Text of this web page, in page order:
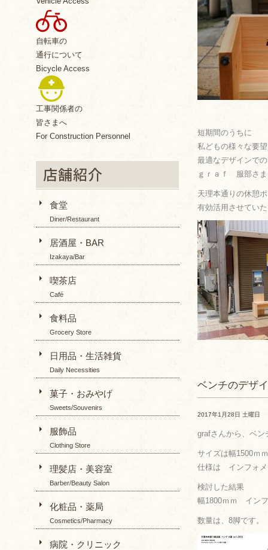
短期間のうちに
私どもの様々な要
最適なデザインで
ｇｒａｆ 服部さ
天理本通りの休憩
有効活用させてい
ベンチのデザ
2017年1月28日 土曜日
grafさんから、ベ
サイズは幅1500ｍ
仕様は インフォメ
検討した結果
幅1800ｍｍ インフ
数量は、8脚です。
自転車の
通行について
Bicycle Access
工事関係者の
皆さまへ
For Construction Personnel
食堂
Diner/Restaurant
居酒屋・BAR
Izakaya/Bar
喫茶店
Café
食料品
Grocery Store
日用品・生活雑貨
Daily Necessities
菓子・おみやげ
Sweets/Souvenirs
服飾品
Clothing Store
理髪店・美容室
Barber/Beauty Salon
化粧品・薬局
Cosmetics/Pharmacy
病院・クリニック